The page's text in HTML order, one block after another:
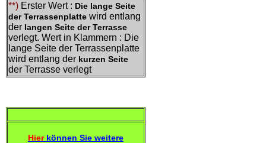
**) Erster Wert : Die lange Seite
der Terrassenplatte wird entlang
der langen Seite der Terrasse
verlegt. Wert in Klammern : Die
lange Seite der Terrassenplatte
wird entlang der kurzen Seite
der Terrasse verlegt
Hier können Sie weitere